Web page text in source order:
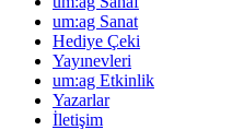
um:ag Sanat
Hediye Çeki
Yayınevleri
um:ag Etkinlik
Yazarlar
İletişim